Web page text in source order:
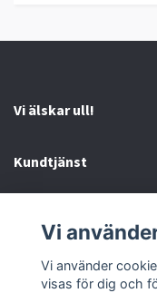
Vi älskar ull!
Kundtjänst
Sociala medier
Vi
Vi använder
visas för dig och